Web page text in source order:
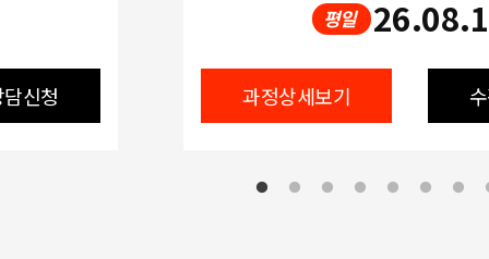
신청
평일
과정상세보기